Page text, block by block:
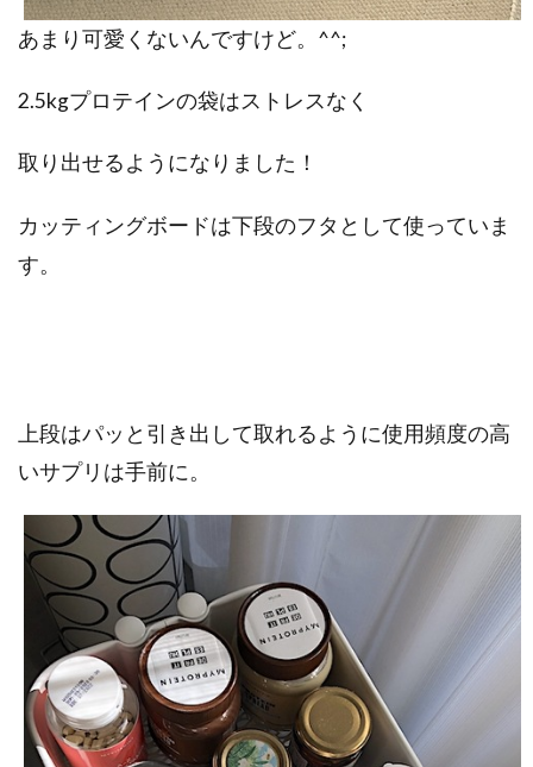
あまり可愛くないんですけど。^^;
2.5kgプロテインの袋はストレスなく
取り出せるようになりました！
カッティングボードは下段のフタとして使っていま
す。
上段はパッと引き出して取れるように使用頻度の高
いサプリは手前に。